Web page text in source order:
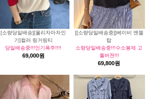
[소량당일배송][올리자마자인
기]컬러 링거링티
당일배송중!!!인기폭주!!!!
69,000원
[[소량당일배송중]]베이비 엔젤
탑
소량당일배송중!!!수소봉제 고
퀄버젼!!!
69,800원